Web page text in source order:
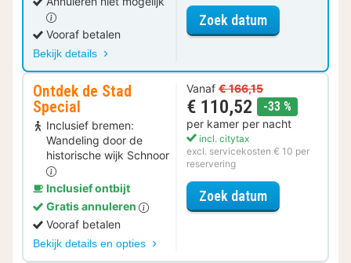
Vooraf betalen
Bekijk details
Zoek datumvoor
Ontdek de Stad
Special
Inclusief bremen:
Wandeling door de
historische wijk Schnoor
Inclusief ontbijt
Gratis annuleren
Vooraf betalen
Bekijk details en opties
Vanaf € 166,15
€ 110,52 -33 %
per kamer per nacht
incl. citytax
excl. servicekosten € 10 per
reservering
Zoek datumvoor Ontdek